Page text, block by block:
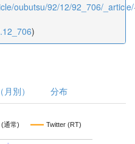
oubutsu/92/12/92_706/
)
別） 分布
(通常) Twitter (RT)